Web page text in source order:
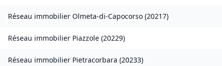
Réseau immobilier Olmeta-di-Capocorso (20217)
Réseau immobilier Piazzole (20229)
Réseau immobilier Pietracorbara (20233)